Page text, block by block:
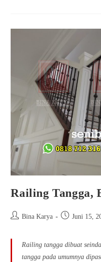
Railing Tangga,
Bina Karya Juni 15,
Railing tangga dibuat
tangga pada umumnya